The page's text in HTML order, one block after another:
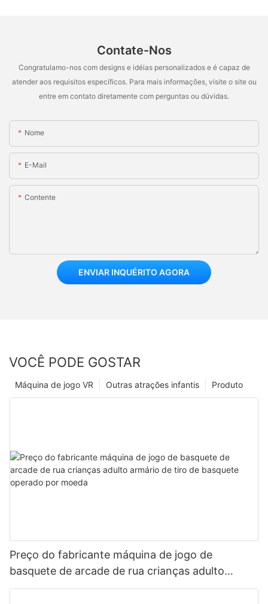
Contate-Nos
Congratulamo-nos com designs e idéias personalizados e é capaz de
atender aos requisitos específicos. Para mais informações, visite o site ou
entre em contato diretamente com perguntas ou dúvidas.
Nome
E-Mail
Contente
ENVIAR INQUÉRITO AGORA
VOCÊ PODE GOSTAR
Produto
Outras atrações infantis
Máquina de jogo VR
Preço do fabricante máquina de jogo de
basquete de arcade de rua crianças adulto
armário de tiro de basquete operado por moeda